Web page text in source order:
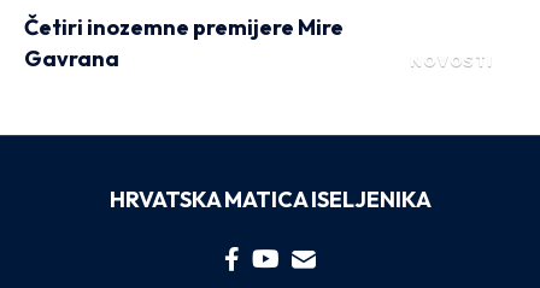
NOVOSTI
Četiri inozemne premijere Mire
Gavrana
HRVATSKA MATICA ISELJENIKA